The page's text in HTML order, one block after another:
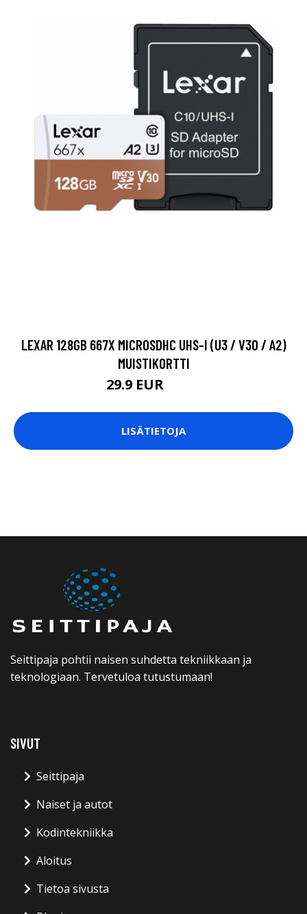
LEXAR 128GB 667X MICROSDHC UHS-I (U3 / V30 / A2)
MUISTIKORTTI
29.9 EUR
LISÄTIETOJA
Seittipaja pohtii naisen suhdetta tekniikkaan ja
teknologiaan. Tervetuloa tutustumaan!
SIVUT
Seittipaja
Naiset ja autot
Kodintekniikka
Aloitus
Tietoa sivusta